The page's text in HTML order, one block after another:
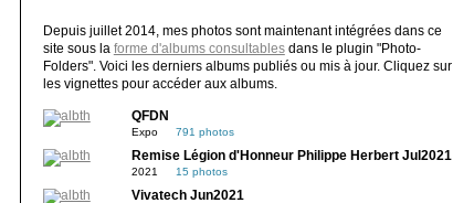
Depuis juillet 2014, mes photos sont maintenant intégrées dans ce
site sous la forme d'albums consultablesdans le plugin "Photo-
Folders". Voici les derniers albums publiés ou mis à jour. Cliquez sur
les vignettes pour accéder aux albums.
QFDN
Expo 791 photos
Remise Légion d'Honneur Philippe Herbert Jul2021
2021 15 photos
Vivatech Jun2021